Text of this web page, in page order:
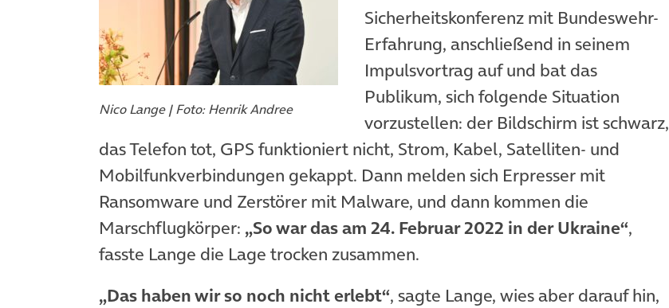
Nico Lange | Foto: Henrik Andree
Sicherheitskonferenz mit Bundeswehr-
Erfahrung, anschließend in seinem
Impulsvortrag auf und bat das
Publikum, sich folgende Situation
vorzustellen: der Bildschirm ist schwarz,
das Telefon tot, GPS funktioniert nicht, Strom, Kabel, Satelliten- und
Mobilfunkverbindungen gekappt. Dann melden sich Erpresser mit
Ransomware und Zerstörer mit Malware, und dann kommen die
Marschflugkörper: „So war das am 24. Februar 2022 in der Ukraine“,
fasste Lange die Lage trocken zusammen.
„Das haben wir so noch nicht erlebt“, sagte Lange, wies aber darauf hin,